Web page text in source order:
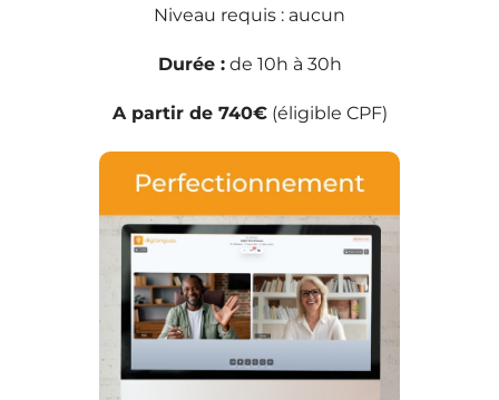
Niveau requis : aucun
Durée :de 10h à 30h
A partir de 740€(éligible CPF)